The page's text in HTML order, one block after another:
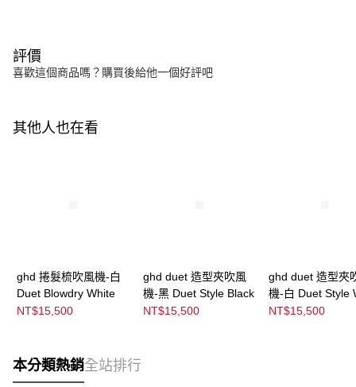
評價
喜歡這個商品嗎？購買後給他一個好評吧
其他人也在看
ghd 捲髮梳吹風機-白
Duet Blowdry White
NT$15,500
ghd duet 造型夾吹風
機-黑 Duet Style Black
NT$15,500
ghd duet 造型夾
機-白 Duet Style
NT$15,500
本分類熱銷全站排行